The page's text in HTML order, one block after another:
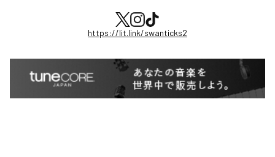
https://lit.link/swanticks2